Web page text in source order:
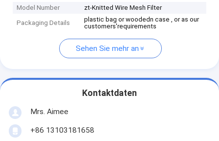
Model Number zt-Knitted Wire Mesh Filter
Packaging Details
plastic bag or woodedn case , or as our
customers'requirements
Sehen Sie mehr an
Kontaktdaten
Mrs. Aimee
+86 13103181658